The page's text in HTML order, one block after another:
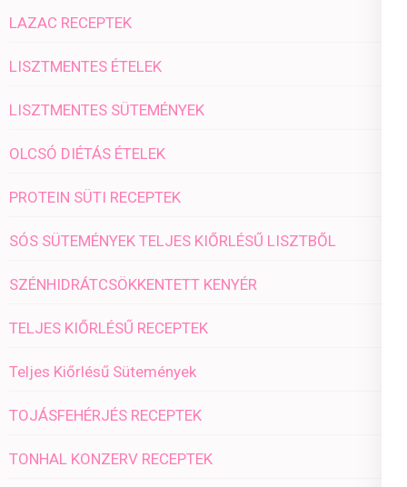
LAZAC RECEPTEK
LISZTMENTES ÉTELEK
LISZTMENTES SÜTEMÉNYEK
OLCSÓ DIÉTÁS ÉTELEK
PROTEIN SÜTI RECEPTEK
SÓS SÜTEMÉNYEK TELJES KIŐRLÉSŰ LISZTBŐL
SZÉNHIDRÁTCSÖKKENTETT KENYÉR
TELJES KIŐRLÉSŰ RECEPTEK
Teljes Kiőrlésű Sütemények
TOJÁSFEHÉRJÉS RECEPTEK
TONHAL KONZERV RECEPTEK